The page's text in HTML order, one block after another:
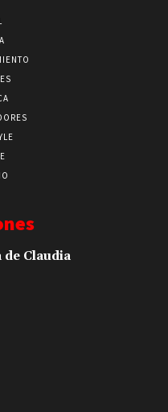
Claudia